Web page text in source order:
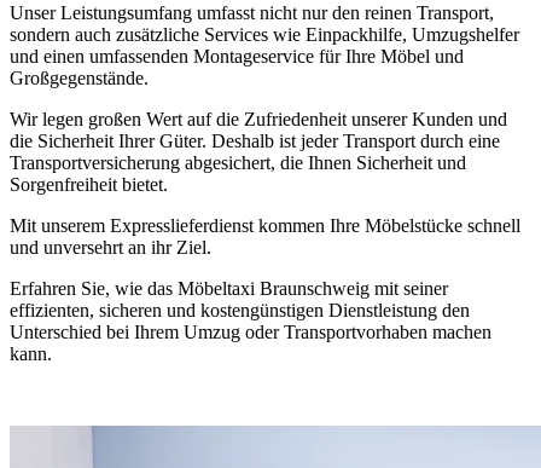
Unser Leistungsumfang umfasst nicht nur den reinen Transport,
sondern auch zusätzliche Services wie Einpackhilfe, Umzugshelfer
und einen umfassenden Montageservice für Ihre Möbel und
Großgegenstände.
Wir legen großen Wert auf die Zufriedenheit unserer Kunden und
die Sicherheit Ihrer Güter. Deshalb ist jeder Transport durch eine
Transportversicherung abgesichert, die Ihnen Sicherheit und
Sorgenfreiheit bietet.
Mit unserem Expresslieferdienst kommen Ihre Möbelstücke schnell
und unversehrt an ihr Ziel.
Erfahren Sie, wie das Möbeltaxi Braunschweig mit seiner
effizienten, sicheren und kostengünstigen Dienstleistung den
Unterschied bei Ihrem Umzug oder Transportvorhaben machen
kann.